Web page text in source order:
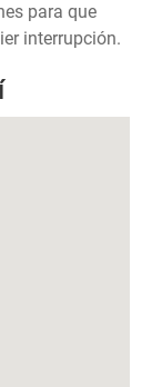
para que
interrupción.